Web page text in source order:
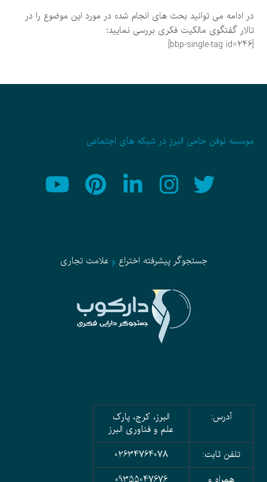
در ادامه می توانید بحث های انجام شده در مورد این موضوع را در
تالار گفتگوی مالکیت فکری بررسی نمایید:
[bbp-single-tag id=246]
موسسه نوفن حامی البرز در شبکه های اجتماعی
جستجوگر پیشرفته اختراع وعلامت تجاری
آدرس:
البرز، کرج، پارک
علم و فناوری البرز
تلفن ثابت:
02634764078